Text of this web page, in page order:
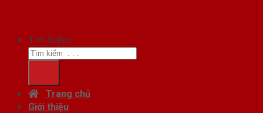
Tìm kiếm:
Trang chủ
Giới thiệu